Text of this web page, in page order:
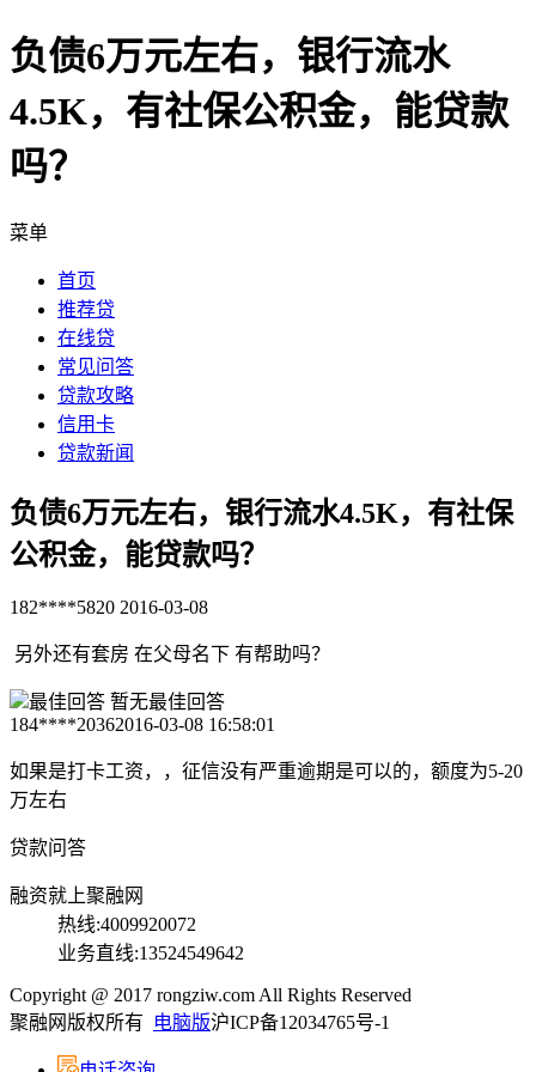
负债6万元左右，银行流水
4.5K，有社保公积金，能贷款
吗？
菜单
首页
推荐贷
在线贷
常见问答
贷款攻略
信用卡
贷款新闻
负债6万元左右，银行流水4.5K，有社保
公积金，能贷款吗？
182****5820 2016-03-08
另外还有套房 在父母名下 有帮助吗？
最佳回答 暂无最佳回答
184****20362016-03-08 16:58:01
如果是打卡工资，，征信没有严重逾期是可以的，额度为5-20
万左右
贷款问答
融资就上聚融网
热线:4009920072
业务直线:13524549642
Copyright @ 2017 rongziw.com All Rights Reserved
聚融网版权所有
电脑版沪ICP备12034765号-1